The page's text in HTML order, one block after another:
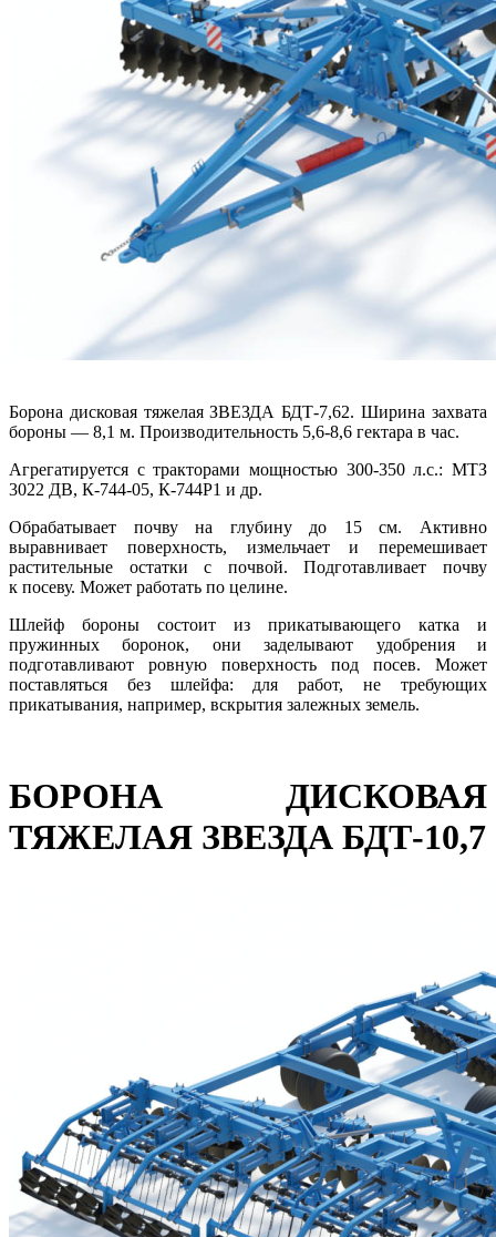
Борона дисковая тяжелая ЗВЕЗДА БДТ-7,62. Ширина захвата
бороны — 8,1 м. Производительность 5,6-8,6 гектара в час.
Агрегатируется с тракторами мощностью 300-350 л.с.: МТЗ
3022 ДВ, К-744-05, К-744Р1 и др.
Обрабатывает почву на глубину до 15 см. Активно
выравнивает поверхность, измельчает и перемешивает
растительные остатки с почвой. Подготавливает почву
к посеву. Может работать по целине.
Шлейф бороны состоит из прикатывающего катка и
пружинных боронок, они заделывают удобрения и
подготавливают ровную поверхность под посев. Может
поставляться без шлейфа: для работ, не требующих
прикатывания, например, вскрытия залежных земель.
БОРОНА ДИСКОВАЯ
ТЯЖЕЛАЯ ЗВЕЗДА БДТ-10,7